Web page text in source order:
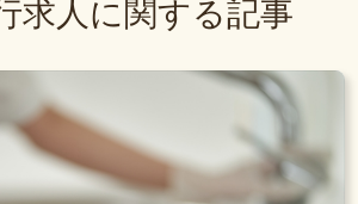
求人に関する記事